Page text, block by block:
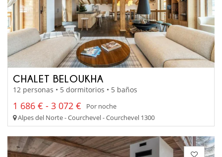
CHALET BELOUKHA
12 personas • 5 dormitorios • 5 baños
1 686 € - 3 072 €
Por noche
Alpes del Norte - Courchevel - Courchevel 1300